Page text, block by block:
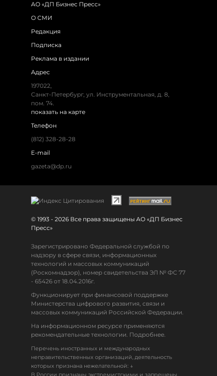
АО «ДП Бизнес Пресс»
О СМИ
Редакция
Подписка
Реклама в издании
Адрес
197022,
Санкт-Петербург, ул. Инструментальная, д. 8,
пом. 74.
показать на карте
Телефон
(812) 328-28-28
E-mail
gazeta@dp.ru
© 1993 - 2026 Все права защищены АО «ДП Бизнес
Пресс»
Зарегистрировано Федеральной службой по
надзору в сфере связи, информационных
технологий и массовых коммуникаций
(Роскомнадзор), номер свидетельства ЭЛ № ФС 77
- 65426 от 18.04.2016г.
Функционирует при финансовой поддержке
Министерства цифрового развития, связи и
массовых коммуникаций Российской Федерации.
На информационном ресурсе применяются
рекомендательные технологии. Подробнее.
Перечень иностранных и международных
неправительственных организаций, деятельность
которых признана нежелательной: ↓
В России признаны экстремистскими и запрещены